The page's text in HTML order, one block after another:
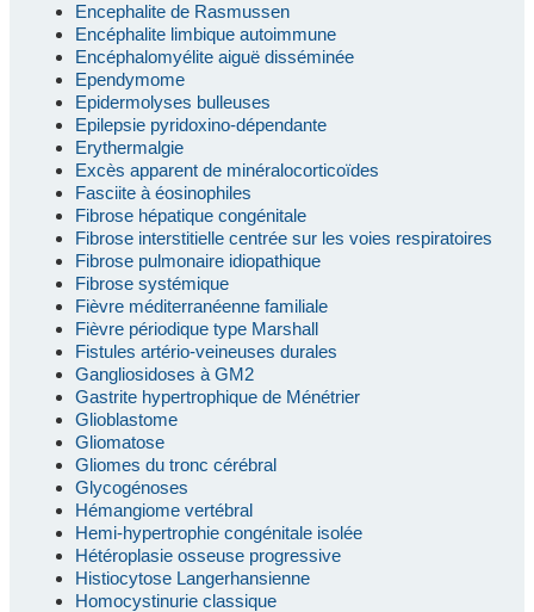
Encephalite de Rasmussen
Encéphalite limbique autoimmune
Encéphalomyélite aiguë disséminée
Ependymome
Epidermolyses bulleuses
Epilepsie pyridoxino-dépendante
Erythermalgie
Excès apparent de minéralocorticoïdes
Fasciite à éosinophiles
Fibrose hépatique congénitale
Fibrose interstitielle centrée sur les voies respiratoires
Fibrose pulmonaire idiopathique
Fibrose systémique
Fièvre méditerranéenne familiale
Fièvre périodique type Marshall
Fistules artério-veineuses durales
Gangliosidoses à GM2
Gastrite hypertrophique de Ménétrier
Glioblastome
Gliomatose
Gliomes du tronc cérébral
Glycogénoses
Hémangiome vertébral
Hemi-hypertrophie congénitale isolée
Hétéroplasie osseuse progressive
Histiocytose Langerhansienne
Homocystinurie classique